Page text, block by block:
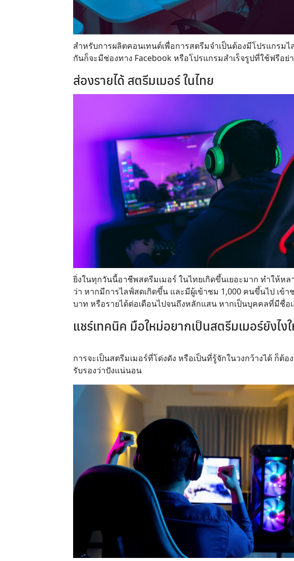
สำหรับการผลิตคอนเทนต์เพื่อการสตรีมจำเป็นต้องมีโปรแกรม
กันก็จะมีช่องทาง Facebook หรือโปรแกรมสำเร็จรูปที่ใช้ฟรีอย่
ส่องรายได้ สตรีมเมอร์ ในไทย
ยิ่งในทุกวันนี้อาชีพสตรีมเมอร์ ในไทยเกิดขึ้นเยอะมาก ทำให้ห
ว่า หากมีการไลฟ์สดเกิดขึ้น และมีผู้เข้าชม 1,000 คนขึ้นไป เข้
บาท หรือรายได้ต่อเดือนไปจนถึงหลักแสน หากเป็นบุคคลที่มีชื่อ
แชร์เทคนิค มือใหม่อยากเป็นสตรีมเมอร์ยังไง
การจะเป็นสตรีมเมอร์ที่โด่งดัง หรือเป็นที่รู้จักในวงกว้างได้ ก็
รับรองว่าปังแน่นอน